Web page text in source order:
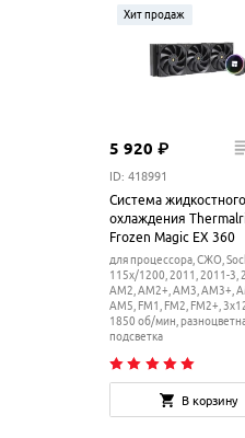
Хит продаж
5 920 ₽
ID: 418991
Система жидкостного
охлаждения
Frozen Magic EX 360
для процессора, СЖО,
115x/1200, 2011, 2011-3,
AM2, AM2+, AM3, AM3+,
AM5, FM1, FM2, FM2+,
1850 об/мин,
подсветка
В корзину